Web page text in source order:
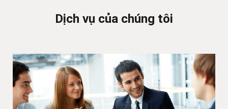
Dịch vụ của chúng tôi